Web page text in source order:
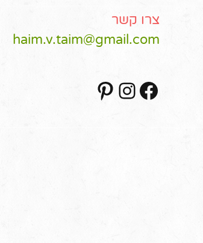
צרו קשר
haim.v.taim@gmail.com
Facebook
Instagram